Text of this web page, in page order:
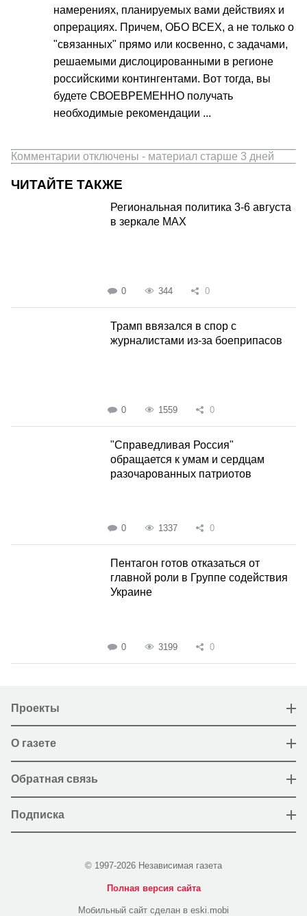
намерениях, планируемых вами действиях и
опрерациях. Причем, ОБО ВСЕХ, а не только о
"связанных" прямо или косвенно, с задачами,
решаемыми дислоцированными в регионе
российскими контингентами. Вот тогда, вы
будете СВОЕВРЕМЕННО получать
необходимые рекомендации ...
Комментарии отключены - материал старше 3 дней
ЧИТАЙТЕ ТАКЖЕ
Региональная политика 3-6 августа
в зеркале MAX
0 344 0
Трамп ввязался в спор с
журналистами из-за боеприпасов
0 1559 0
"Справедливая Россия"
обращается к умам и сердцам
разочарованных патриотов
0 1337 0
Пентагон готов отказаться от
главной роли в Группе содействия
Украине
0 3199 0
Проекты
О газете
Обратная связь
Подписка
© 1997-2026 Независимая газета
Полная версия сайта
Мобильный сайт сделан в eski.mobi